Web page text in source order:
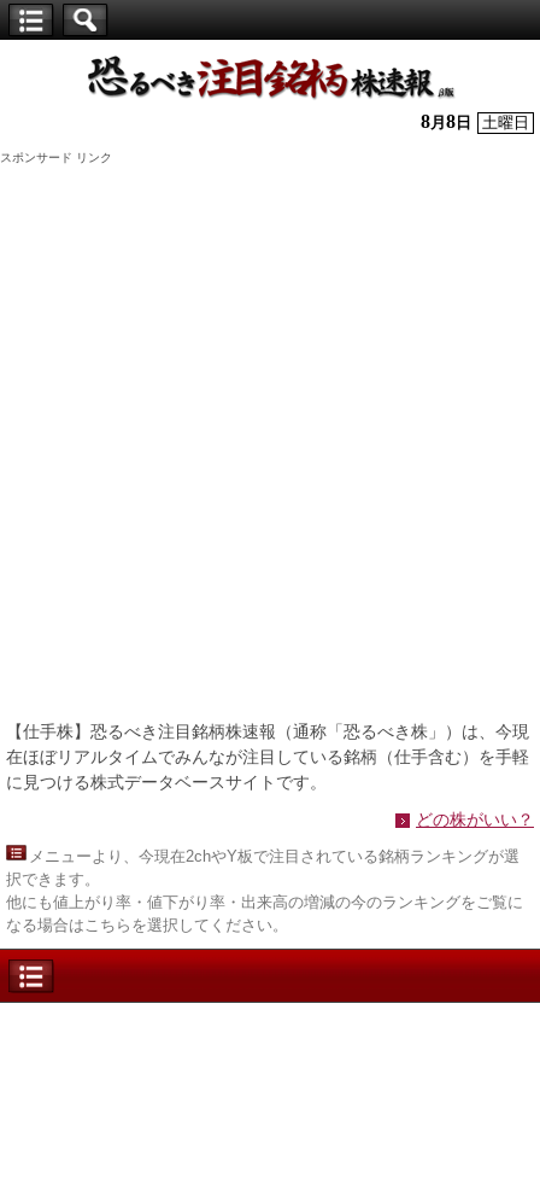
株】
8月 8 日 土曜日
スポンサード リンク
【仕手株】恐るべき注目銘柄株速報（通称「恐るべき株」）は、今現
在ほぼリアルタイムでみんなが注目している銘柄（仕手含む）を手軽
に見つける株式データベースサイトです。
どの株がいい？
メニューより、今現在2chやY板で注目されている銘柄ランキングが選
択できます。
他にも値上がり率・値下がり率・出来高の増減の今のランキングをご覧に
なる場合はこちらを選択してください。